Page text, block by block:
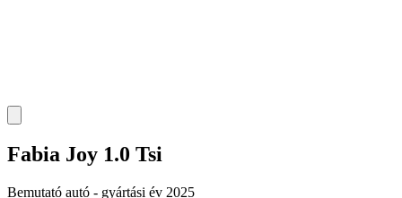
Fabia Joy 1.0 Tsi
Bemutató autó - gyártási év 2025